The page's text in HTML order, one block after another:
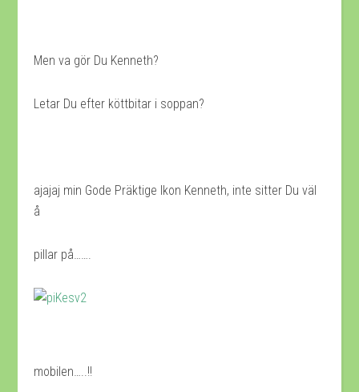
Men va gör Du Kenneth?
Letar Du efter köttbitar i soppan?
ajajaj min Gode Präktige Ikon Kenneth, inte sitter Du väl
å
pillar på…….
mobilen…..!!